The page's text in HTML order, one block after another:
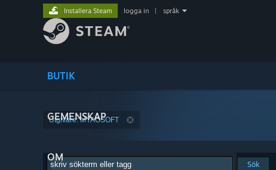
BUTIK
GEMENSKAP
OM
Installera Steam logga in språk
Utgivare: MYAOSOFT
Sök